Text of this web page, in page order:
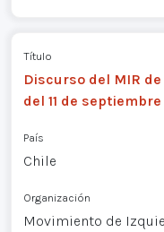
Título
Discurso del MIR
del 11 de septiembre
País
Chile
Organización
Movimiento de